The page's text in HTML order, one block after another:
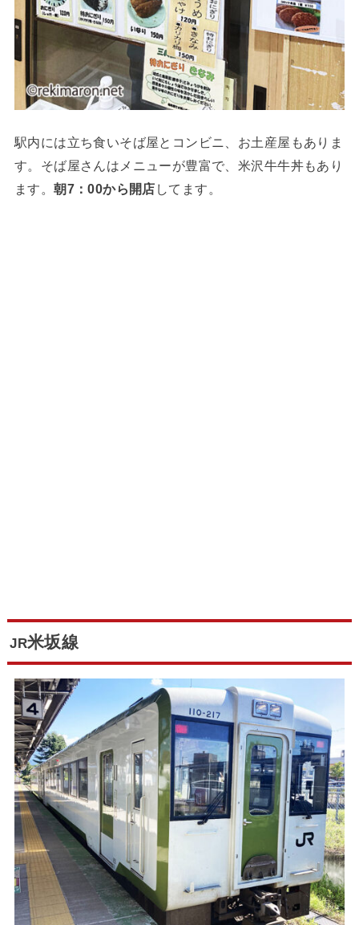
駅内には立ち食いそば屋とコンビニ、お土産屋もありま
す。そば屋さんはメニューが豊富で、米沢牛牛丼もあり
ます。朝7：00から開店 してます。
JR米坂線